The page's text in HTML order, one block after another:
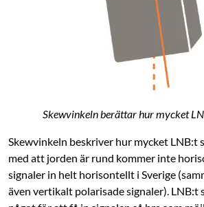
Skewvinkeln berättar hur mycket
Skewvinkeln beskriver hur mycket LNB:t
med att jorden är rund kommer inte
signaler in helt horisontellt i Sverige
även vertikalt polarisade signaler). LNB:t